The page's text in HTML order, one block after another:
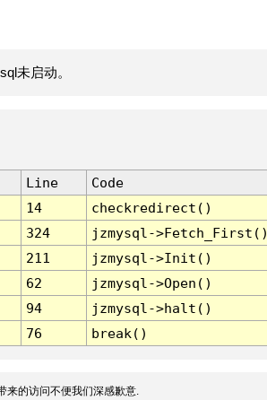
未启动。
Line
Code
14
checkredirect()
324
jzmysql-
211
jzmysql->Init()
62
jzmysql->Open()
94
jzmysql->halt()
76 break()
来的访问不便我们深感歉意.